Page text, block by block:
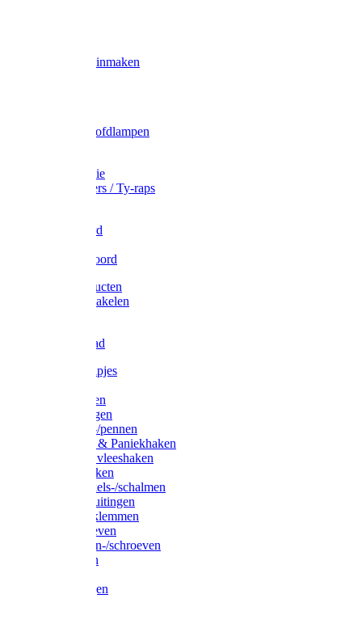
Wecken & inmaken
Zak- & Hoofdlampen
Tape en folie
Kabelbinders / Ty-raps
Metselkoord
Elastisch koord
Afdekproducten
Heffen en takelen
Waslijndraad
Simplexknipjes
Sleutelringen
Gelaste ringen
Borgveren-/pennen
Musketons & Paniekhaken
S-haken & vleeshaken
Karabijnhaken
Noodschakels-/schalmen
Harp-/D-sluitingen
Staaldraadklemmen
Spanschroeven
Ringmoeren-/schroeven
Puntkousen
Aanlegringen